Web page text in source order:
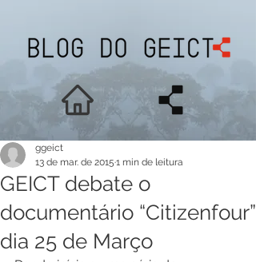
GEICT debate o
documentário “Citizenfour”
dia 25 de Março
ggeict
13 de mar. de 2015 1 min de leitura